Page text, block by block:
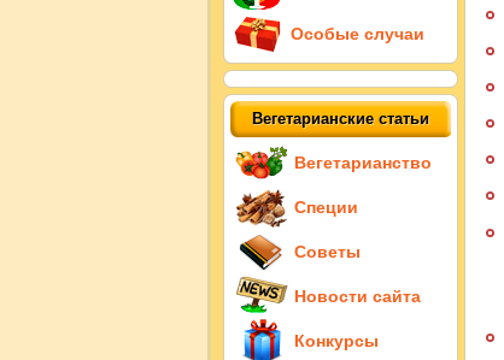
Особые случаи
Вегетарианские статьи
Вегетарианство
Специи
Советы
Новости сайта
Конкурсы